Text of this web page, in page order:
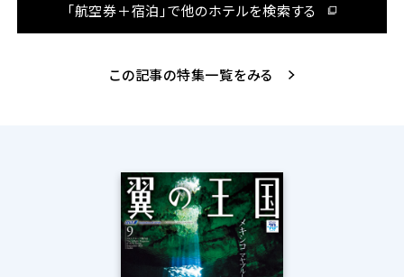
「航空券＋宿泊」で他のホテルを検索する
この記事の特集一覧をみる